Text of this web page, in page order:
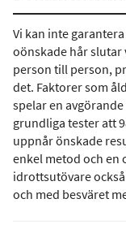
Vi kan inte
oönskade hår slutar
person till person,
det. Faktorer som
spelar en
grundliga tester att
uppnår önskade
enkel metod och en
idrottsutövare
och med besväret